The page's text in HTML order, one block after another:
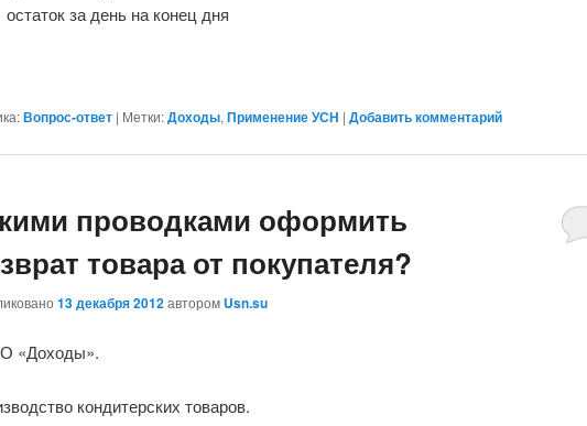
остаток за день на конец дня
Вопрос-ответ | Метки:Доходы, Применение УСН | Добавить комментарий
проводками оформить
товара от покупателя?
13 декабря 2012автором Usn.su
«Доходы».
кондитерских товаров.